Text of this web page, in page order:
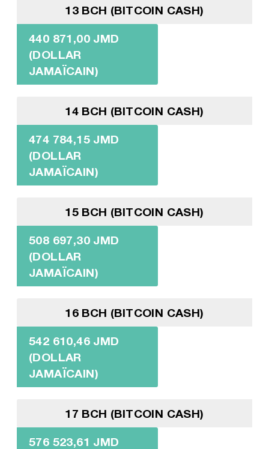
13 BCH (BITCOIN CASH)
440 871,00 JMD
(DOLLAR
JAMAÏCAIN)
14 BCH (BITCOIN CASH)
474 784,15 JMD
(DOLLAR
JAMAÏCAIN)
15 BCH (BITCOIN CASH)
508 697,30 JMD
(DOLLAR
JAMAÏCAIN)
16 BCH (BITCOIN CASH)
542 610,46 JMD
(DOLLAR
JAMAÏCAIN)
17 BCH (BITCOIN CASH)
576 523,61 JMD